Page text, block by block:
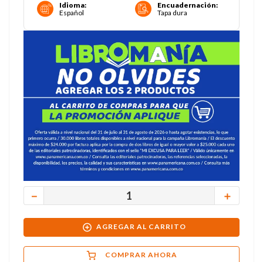
Idioma:
Español
Encuadernación:
Tapa dura
＋
－
AGREGAR AL CARRITO
COMPRAR AHORA